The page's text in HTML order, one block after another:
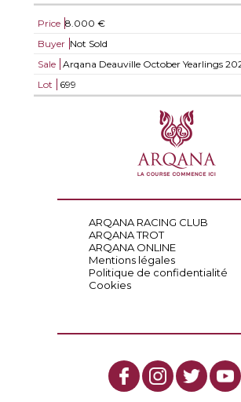
Price 8.000 €
Buyer Not Sold
Sale
Arqana Deauville October Yearlings
Lot
699
ARQANA RACING CLUB
ARQANA TROT
ARQANA ONLINE
Mentions légales
Politique de confidentialité
Cookies